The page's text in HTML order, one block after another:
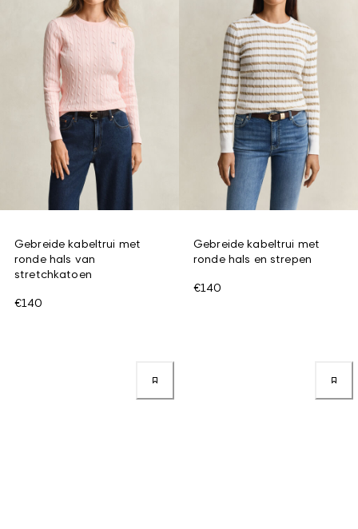
Gebreide kabeltrui met
ronde hals van
stretchkatoen
€140
Gebreide kabeltrui met
ronde hals en strepen
€140